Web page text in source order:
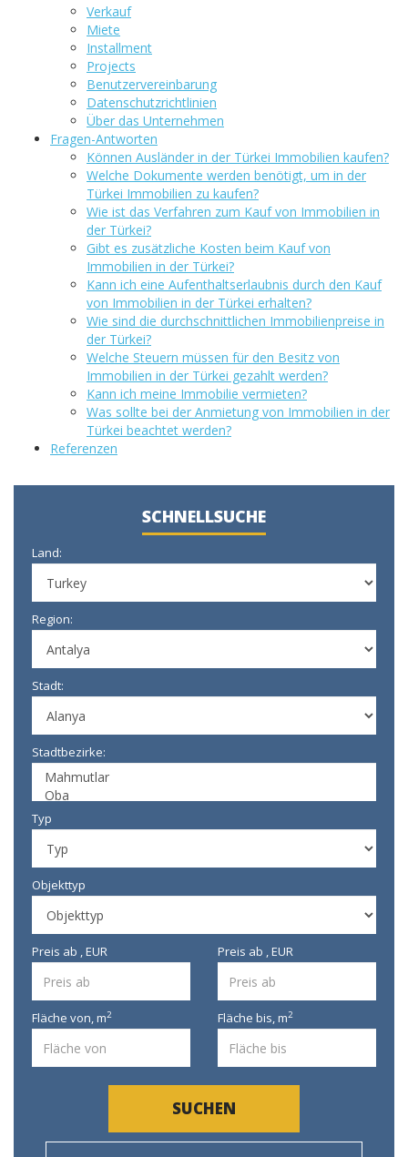
Verkauf
Miete
Installment
Projects
Benutzervereinbarung
Datenschutzrichtlinien
Über das Unternehmen
Fragen-Antworten
Können Ausländer in der Türkei Immobilien kaufen?
Welche Dokumente werden benötigt, um in der
Türkei Immobilien zu kaufen?
Wie ist das Verfahren zum Kauf von Immobilien in
der Türkei?
Gibt es zusätzliche Kosten beim Kauf von
Immobilien in der Türkei?
Kann ich eine Aufenthaltserlaubnis durch den Kauf
von Immobilien in der Türkei erhalten?
Wie sind die durchschnittlichen Immobilienpreise in
der Türkei?
Welche Steuern müssen für den Besitz von
Immobilien in der Türkei gezahlt werden?
Kann ich meine Immobilie vermieten?
Was sollte bei der Anmietung von Immobilien in der
Türkei beachtet werden?
Referenzen
SCHNELLSUCHE
Land:
Region:
Stadt:
Stadtbezirke:
Typ
Objekttyp
Preis ab , EUR Preis ab , EUR
Fläche von,m2 Fläche bis,m2
SUCHEN